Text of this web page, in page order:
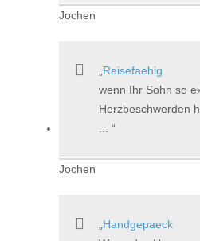
Jochen
Reisefaehig
wenn Ihr Sohn so
Herzbeschwerden
Jochen
Handgepaeck